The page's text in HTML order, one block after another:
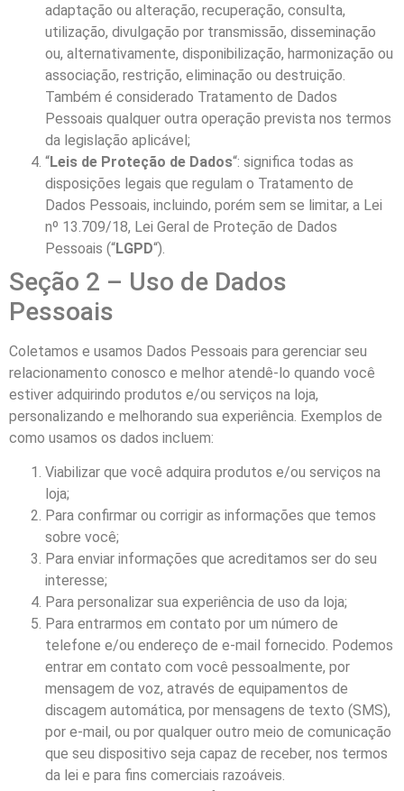
adaptação ou alteração, recuperação, consulta,
utilização, divulgação por transmissão, disseminação
ou, alternativamente, disponibilização, harmonização ou
associação, restrição, eliminação ou destruição.
Também é considerado Tratamento de Dados
Pessoais qualquer outra operação prevista nos termos
da legislação aplicável;
“Leis de Proteção de Dados“: significa todas as
disposições legais que regulam o Tratamento de
Dados Pessoais, incluindo, porém sem se limitar, a Lei
nº 13.709/18, Lei Geral de Proteção de Dados
Pessoais (“LGPD“).
Seção 2 – Uso de Dados
Pessoais
Coletamos e usamos Dados Pessoais para gerenciar seu
relacionamento conosco e melhor atendê-lo quando você
estiver adquirindo produtos e/ou serviços na loja,
personalizando e melhorando sua experiência. Exemplos de
como usamos os dados incluem:
Viabilizar que você adquira produtos e/ou serviços na
loja;
Para confirmar ou corrigir as informações que temos
sobre você;
Para enviar informações que acreditamos ser do seu
interesse;
Para personalizar sua experiência de uso da loja;
Para entrarmos em contato por um número de
telefone e/ou endereço de e-mail fornecido. Podemos
entrar em contato com você pessoalmente, por
mensagem de voz, através de equipamentos de
discagem automática, por mensagens de texto (SMS),
por e-mail, ou por qualquer outro meio de comunicação
que seu dispositivo seja capaz de receber, nos termos
da lei e para fins comerciais razoáveis.